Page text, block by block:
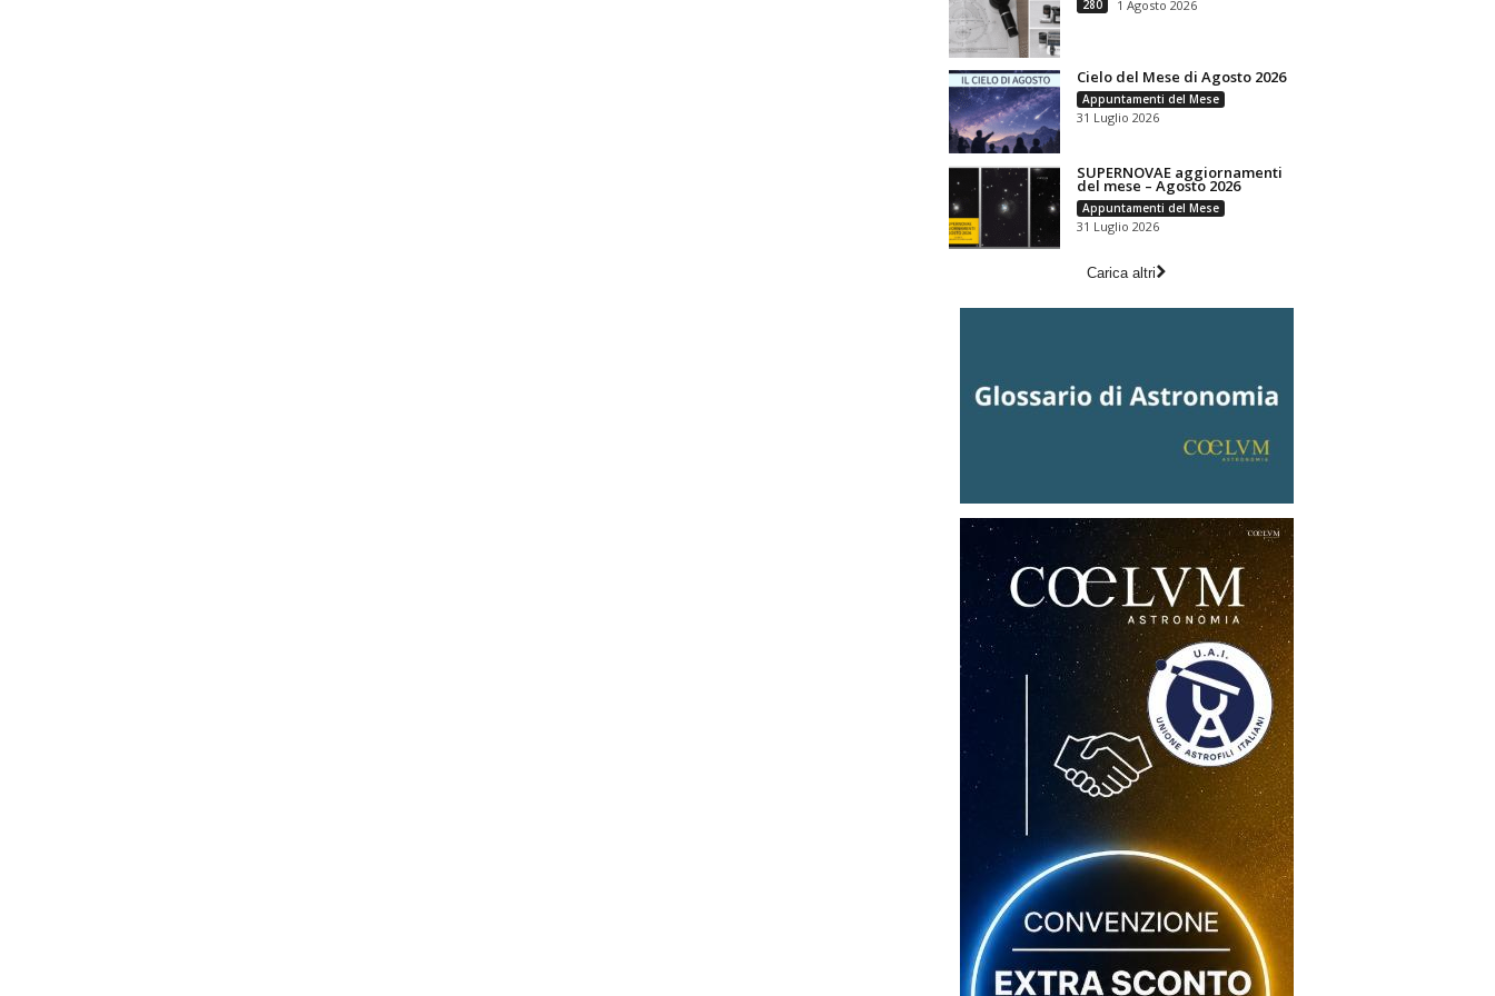
280 1 Agosto 2026
Cielo del Mese di Agosto 2026
Appuntamenti del Mese
31 Luglio 2026
SUPERNOVAE aggiornamenti
del mese – Agosto 2026
Appuntamenti del Mese
31 Luglio 2026
Carica altri